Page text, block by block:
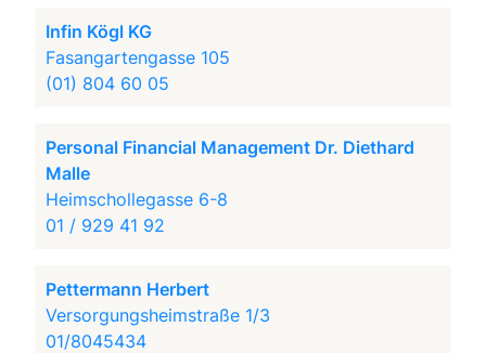
Infin Kögl KG
Fasangartengasse 105
(01) 804 60 05
Personal Financial Management Dr. Diethard
Malle
Heimschollegasse 6-8
01 / 929 41 92
Pettermann Herbert
Versorgungsheimstraße 1/3
01/8045434